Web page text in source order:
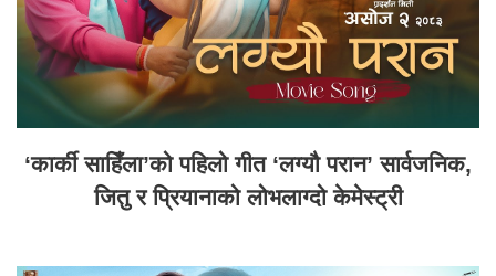
‘कार्की साहिँला’को पहिलो गीत ‘लग्यौ परान’ सार्वजनिक,
जितु र प्रियानाको लोभलाग्दो केमेस्ट्री